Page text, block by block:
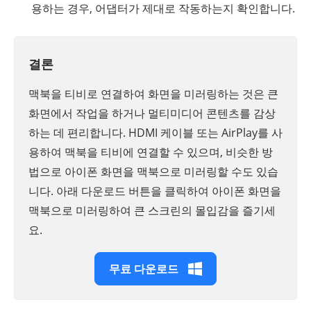
용하는 경우, 어댑터가 제대로 작동하는지 확인합니다.
결론
맥북을 티비로 연결하여 화면을 미러링하는 것은 큰
화면에서 작업을 하거나 멀티미디어 콘텐츠를 감상
하는 데 편리합니다. HDMI 케이블 또는 AirPlay를 사
용하여 맥북을 티비에 연결할 수 있으며, 비슷한 방
법으로 아이폰 화면을 맥북으로 미러링할 수도 있습
니다. 아래 다운로드 버튼을 클릭하여 아이폰 화면을
맥북으로 미러링하여 큰 스크린의 몰입감을 즐기세
요.
무료 다운로드